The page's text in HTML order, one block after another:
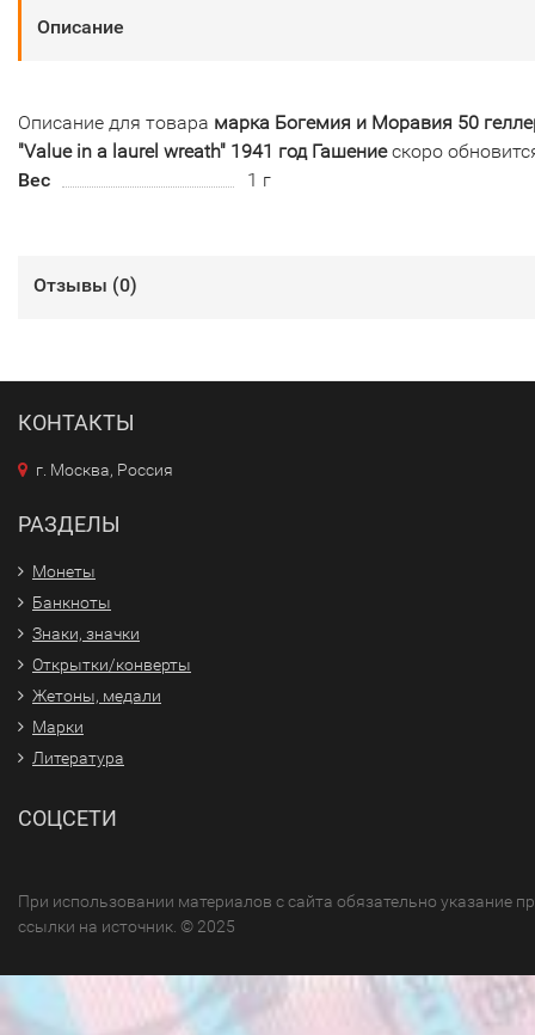
Описание
Описание для товара марка Богемия и Моравия 50
"Value in a laurel wreath" 1941 год Гашениескоро
Вес
1 г
Отзывы (0)
КОНТАКТЫ
г. Москва, Россия
РАЗДЕЛЫ
Монеты
Банкноты
Знаки, значки
Открытки/конверты
Жетоны, медали
Марки
Литература
СОЦСЕТИ
При использовании материалов с сайта обязательно указание
ссылки на источник. © 2025